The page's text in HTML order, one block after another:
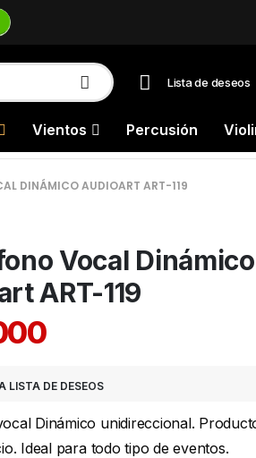
Lista de deseos
Vientos Percusión
DINÁMICO AUDIOART ART-119
Vocal Dinámico
ART-119
LISTA DE DESEOS
Dinámico unidireccional.
Ideal para todo tipo de eventos.